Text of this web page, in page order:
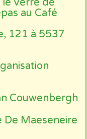
verre de
au Café
à 5537
Couwenbergh